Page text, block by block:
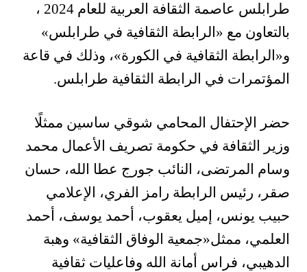
طرابلس عاصمة الثقافة العربية للعام 2024 ،
بالتعاون مع «الرابطة الثقافية في طرابلس»
و«الرابطة الثقافية في الكورة»، وذلك في قاعة
المؤتمرات في الرابطة الثقافية طرابلس.
حضر الإحتفال المحامي شوقي ساسين ممثلًا
وزير الثقافة في حكومة تصريف الأعمال محمد
وسام المرتضى، النائب جورج عطا الله، حسان
صقر، رئيس الرابطة رامز الفري، الإعلامي
حبيب يونس، إميل يعقوب، أحمد يوسف، أحمد
العلمي، ممثل«جمعية الوفاق الثقافية» وهبة
الدهيبي، فراس أمانة الله وفاعليات ثقافية